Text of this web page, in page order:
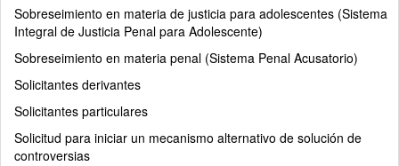
Sobreseimiento en materia de justicia para adolescentes (Sistema
Integral de Justicia Penal para Adolescente)
Sobreseimiento en materia penal (Sistema Penal Acusatorio)
Solicitantes derivantes
Solicitantes particulares
Solicitud para iniciar un mecanismo alternativo de solución de
controversias